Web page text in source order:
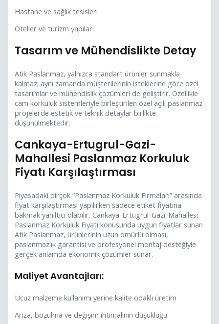
Hastane ve sağlık tesisleri
Oteller ve turizm yapıları
Tasarım ve Mühendislikte Detay
Atik Paslanmaz, yalnızca standart ürünler sunmakla
kalmaz; aynı zamanda müşterilerinin isteklerine göre özel
tasarımlar ve mühendislik çözümleri de geliştirir. Özellikle
cam korkuluk sistemleriyle birleştirilen özel açılı paslanmaz
projelerde estetik ve teknik detaylar birlikte
düşünülmektedir.
Cankaya-Ertugrul-Gazi-
Mahallesi Paslanmaz Korkuluk
Fiyatı Karşılaştırması
Piyasadaki birçok “Paslanmaz Korkuluk Firmaları” arasında
fiyat karşılaştırması yapılırken sadece etiket fiyatına
bakmak yanıltıcı olabilir. Cankaya-Ertugrul-Gazi-Mahallesi
Paslanmaz Korkuluk Fiyatı konusunda uygun fiyatlar sunan
Atik Paslanmaz, ürünlerinin uzun ömürlü olması,
paslanmazlık garantisi ve profesyonel montaj desteğiyle
gerçek anlamda ekonomik çözümler sunar.
Maliyet Avantajları:
Ucuz malzeme kullanımı yerine kalite odaklı üretim
Arıza, bozulma ve değişim ihtimalinin düşüklüğü